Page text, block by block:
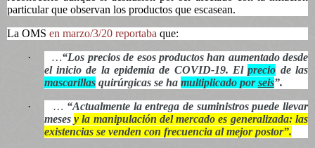
particular que observan los productos que escasean.
La OMS en marzo/3/20 reportaba que:
·
…“Los precios de esos productos han aumentado desde
el inicio de la epidemia de COVID-19. Elprecio de las
mascarillasquirúrgicas se ha multiplicado porseis”.
·
… “Actualmente la entrega de suministros puede llevar
mesesy la manipulación del mercado es generalizada: las
existencias se venden con frecuencia al mejor postor”.